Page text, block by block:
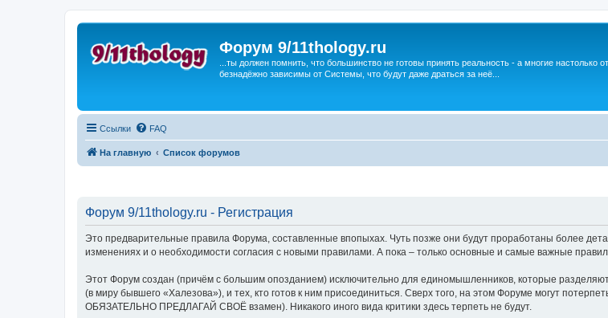
Форум 9/11thology.ru
...ты должен помнить, что большинство не готовы принять реальность - а многие настолько
безнадёжно зависимы от Системы, что будут даже драться за неё...
Ссылки FAQ
На главную Список форумов
Форум 9/11thology.ru - Регистрация
Это предварительные правила Форума, составленные впопыхах. Чуть позже они будут проработаны более
изменениях и о необходимости согласия с новыми правилами. А пока – только основные и самые важные
Этот Форум создан (причём с большим опозданием) исключительно для единомышленников, которые
(в миру бывшего «Халезова»), и тех, кто готов к ним присоединиться. Сверх того, на этом Форуме могут
ОБЯЗАТЕЛЬНО ПРЕДЛАГАЙ СВОЁ взамен). Никакого иного вида критики здесь терпеть не будут.